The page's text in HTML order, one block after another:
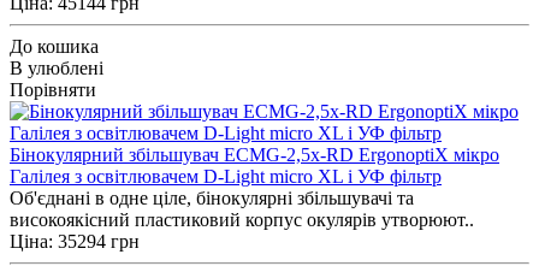
До кошика
В улюблені
Порівняти
Бінокулярний збільшувач ECMG-2,5x-RD ErgonoptiX мікро
Галілея з освітлювачем D-Light micro XL і УФ фільтр
Об'єднані в одне ціле, бінокулярні збільшувачі та
високоякісний пластиковий корпус окулярів утворюют..
Ціна: 35294 грн